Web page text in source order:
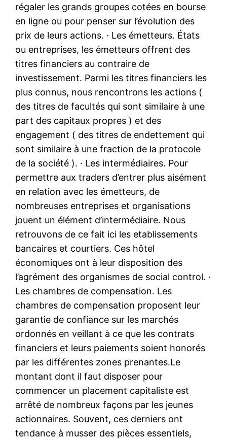
régaler les grands groupes cotées en bourse
en ligne ou pour penser sur l’évolution des
prix de leurs actions. · Les émetteurs. États
ou entreprises, les émetteurs offrent des
titres financiers au contraire de
investissement. Parmi les titres financiers les
plus connus, nous rencontrons les actions (
des titres de facultés qui sont similaire à une
part des capitaux propres ) et des
engagement ( des titres de endettement qui
sont similaire à une fraction de la protocole
de la société ). · Les intermédiaires. Pour
permettre aux traders d’entrer plus aisément
en relation avec les émetteurs, de
nombreuses entreprises et organisations
jouent un élément d’intermédiaire. Nous
retrouvons de ce fait ici les etablissements
bancaires et courtiers. Ces hôtel
économiques ont à leur disposition des
l’agrément des organismes de social control. ·
Les chambres de compensation. Les
chambres de compensation proposent leur
garantie de confiance sur les marchés
ordonnés en veillant à ce que les contrats
financiers et leurs paiements soient honorés
par les différentes zones prenantes.Le
montant dont il faut disposer pour
commencer un placement capitaliste est
arrêté de nombreux façons par les jeunes
actionnaires. Souvent, ces derniers ont
tendance à musser des pièces essentiels,